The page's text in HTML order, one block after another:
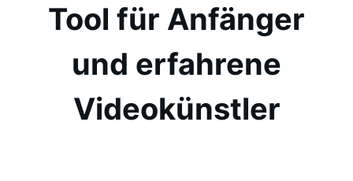
Tool für Anfänger
und erfahrene
Videokünstler